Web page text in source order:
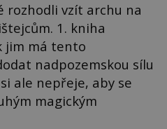
rozhodli vzít archu na
1. kniha
jim má tento
nadpozemskou sílu
ale nepřeje, aby se
magickým